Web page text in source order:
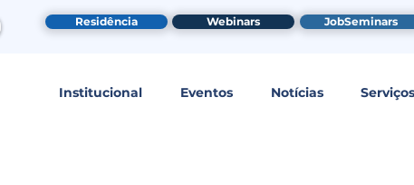
Residência Webinars JobSeminars
Institucional Eventos Notícias